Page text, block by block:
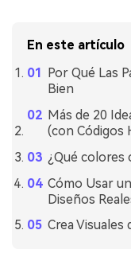
En este artículo
Por Qué Las
Bien
Más de 20
(con Códigos
¿Qué colores
Cómo Usar
Diseños
Crea Visuales